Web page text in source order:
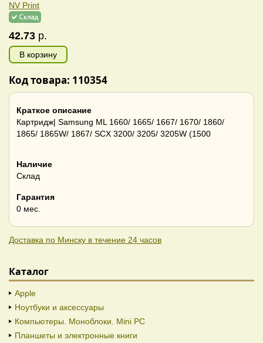
NV Print
42.73 р.
В корзину
Код товара: 110354
Краткое описание
Картридж| Samsung ML 1660/ 1665/ 1667/ 1670/ 1860/
1865/ 1865W/ 1867/ SCX 3200/ 3205/ 3205W (1500
Наличие
Склад
Гарантия
0 мес.
Доставка по Минску в течение 24 часов
Каталог
Apple
Ноутбуки и аксессуары
Компьютеры. Моноблоки. Mini PC
Планшеты и электронные книги